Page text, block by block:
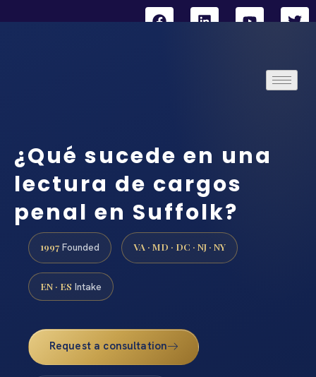
¿Qué sucede en una
lectura de cargos
penal en Suffolk?
1997 Founded VA · MD · DC · NJ · NY
EN · ES Intake
Request a consultation